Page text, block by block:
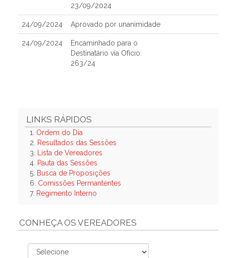
23/09/2024
24/09/2024 Aprovado por unanimidade
24/09/2024
Encaminhado para o
Destinatário via Ofício:
263/24
LINKS RÁPIDOS
1. Ordem do Dia
2.
Resultados das Sessões
3.
Lista de Vereadores
4. Pauta das Sessões
5. Busca de Proposições
6. Comissões Permantentes
7. Regimento Interno
CONHEÇA OS VEREADORES